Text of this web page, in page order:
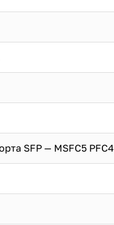
SFP — MSFC5 PFC4